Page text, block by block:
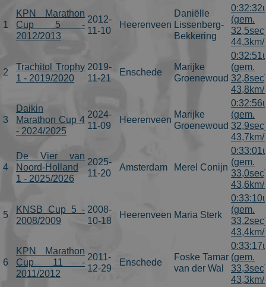
1
KPN Marathon
Cup 5 -
2012/2013
2012-
11-10
Heerenveen
Daniëlle
Lissenberg-
Bekkering
(gem.
44,3km/
2
Trachitol Trophy
1 - 2019/2020
2019-
11-21
Enschede
Marijke
Groenewoud
(gem.
43,8km/
3
Daikin
Marathon Cup 4
- 2024/2025
2024-
11-09
Heerenveen
Marijke
Groenewoud
(gem.
43,7km/
4
De Vier van
Noord-Holland
1 - 2025/2026
2025-
11-20
Amsterdam Merel Conijn
(gem.
43,6km/
5
KNSB Cup 5 -
2008/2009
2008-
10-18
Heerenveen Maria Sterk
(gem.
43,4km/
6
KPN Marathon
Cup 11 -
2011/2012
2011-
12-29
Enschede
Foske Tamar
van der Wal
(gem.
43,3km/